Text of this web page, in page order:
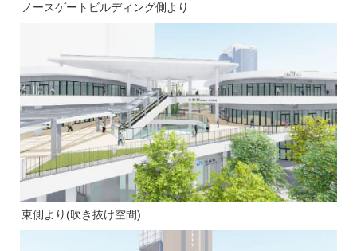
ノースゲートビルディング側より
東側より(吹き抜け空間)